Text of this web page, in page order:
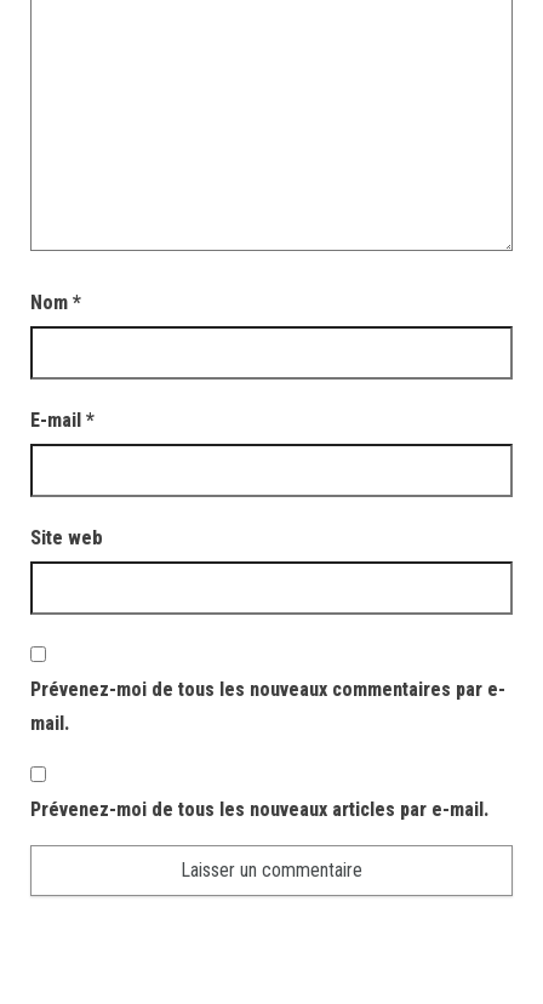
Nom *
E-mail *
Site web
Prévenez-moi de tous les nouveaux commentaires par e-
mail.
Prévenez-moi de tous les nouveaux articles par e-mail.